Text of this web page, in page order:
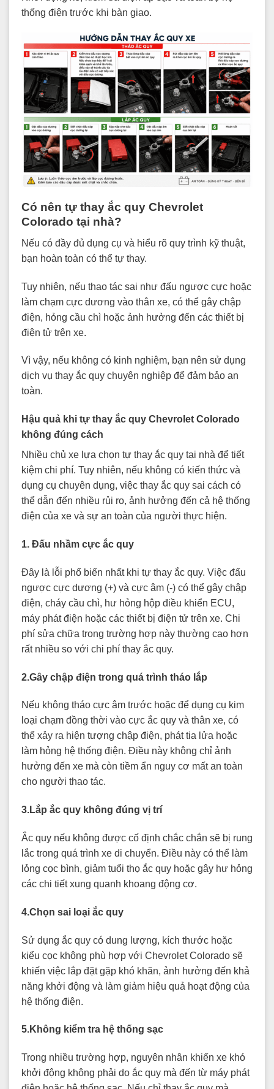
thống điện trước khi bàn giao.
Có nên tự thay ắc quy Chevrolet
Colorado tại nhà?
Nếu có đầy đủ dụng cụ và hiểu rõ quy trình kỹ thuật,
bạn hoàn toàn có thể tự thay.
Tuy nhiên, nếu thao tác sai như đấu ngược cực hoặc
làm chạm cực dương vào thân xe, có thể gây chập
điện, hỏng cầu chì hoặc ảnh hưởng đến các thiết bị
điện tử trên xe.
Vì vậy, nếu không có kinh nghiệm, bạn nên sử dụng
dịch vụ thay ắc quy chuyên nghiệp để đảm bảo an
toàn.
Hậu quả khi tự thay ắc quy Chevrolet Colorado
không đúng cách
Nhiều chủ xe lựa chọn tự thay ắc quy tại nhà để tiết
kiệm chi phí. Tuy nhiên, nếu không có kiến thức và
dụng cụ chuyên dụng, việc thay ắc quy sai cách có
thể dẫn đến nhiều rủi ro, ảnh hưởng đến cả hệ thống
điện của xe và sự an toàn của người thực hiện.
1. Đấu nhầm cực ắc quy
Đây là lỗi phổ biến nhất khi tự thay ắc quy. Việc đấu
ngược cực dương (+) và cực âm (-) có thể gây chập
điện, cháy cầu chì, hư hỏng hộp điều khiển ECU,
máy phát điện hoặc các thiết bị điện tử trên xe. Chi
phí sửa chữa trong trường hợp này thường cao hơn
rất nhiều so với chi phí thay ắc quy.
2.Gây chập điện trong quá trình tháo lắp
Nếu không tháo cực âm trước hoặc để dụng cụ kim
loại chạm đồng thời vào cực ắc quy và thân xe, có
thể xảy ra hiện tượng chập điện, phát tia lửa hoặc
làm hỏng hệ thống điện. Điều này không chỉ ảnh
hưởng đến xe mà còn tiềm ẩn nguy cơ mất an toàn
cho người thao tác.
3.Lắp ắc quy không đúng vị trí
Ắc quy nếu không được cố định chắc chắn sẽ bị rung
lắc trong quá trình xe di chuyển. Điều này có thể làm
lỏng cọc bình, giảm tuổi thọ ắc quy hoặc gây hư hỏng
các chi tiết xung quanh khoang động cơ.
4.Chọn sai loại ắc quy
Sử dụng ắc quy có dung lượng, kích thước hoặc
kiểu cọc không phù hợp với Chevrolet Colorado sẽ
khiến việc lắp đặt gặp khó khăn, ảnh hưởng đến khả
năng khởi động và làm giảm hiệu quả hoạt động của
hệ thống điện.
5.Không kiểm tra hệ thống sạc
Trong nhiều trường hợp, nguyên nhân khiến xe khó
khởi động không phải do ắc quy mà đến từ máy phát